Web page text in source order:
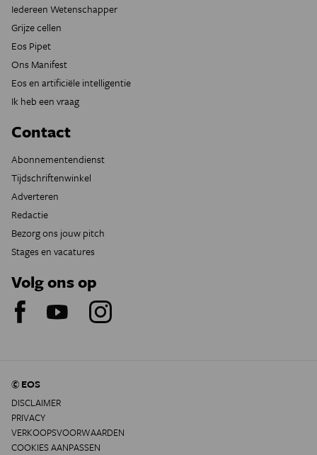
Iedereen Wetenschapper
Grijze cellen
Eos Pipet
Ons Manifest
Eos en artificiële intelligentie
Ik heb een vraag
Contact
Abonnementendienst
Tijdschriftenwinkel
Adverteren
Redactie
Bezorg ons jouw pitch
Stages en vacatures
Volg ons op
© EOS
DISCLAIMER
PRIVACY
VERKOOPSVOORWAARDEN
COOKIES AANPASSEN